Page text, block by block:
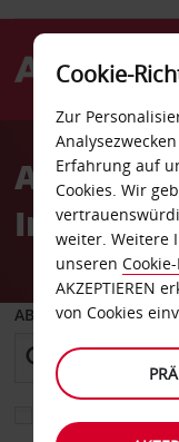
Avis
ABHOLEN VON
Cookie-
Zur
Erfahrung auf
Cookies. Wir
weiter. Weitere
unseren
AKZEPTIEREN
von Cookies